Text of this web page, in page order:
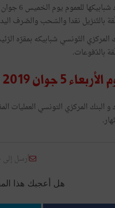
بالتّنزيل نقدا والسّحب والصّرف
المركزي التّونسي شبابيكه بمقرّه
بالدّفوعات.
اليوم الأول من العيد
أرسل
هل أعجبك هذا